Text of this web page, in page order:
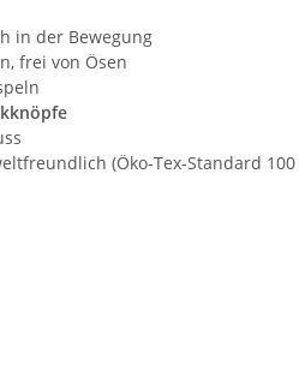
in der Bewegung
frei von Ösen
(Öko-Tex-Standard